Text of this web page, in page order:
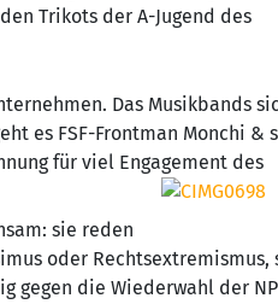
Trikots der A-Jugend des
Das Musikbands
es FSF-Frontman Monchi &
für viel Engagement des
sie reden
oder Rechtsextremismus,
gegen die Wiederwahl der